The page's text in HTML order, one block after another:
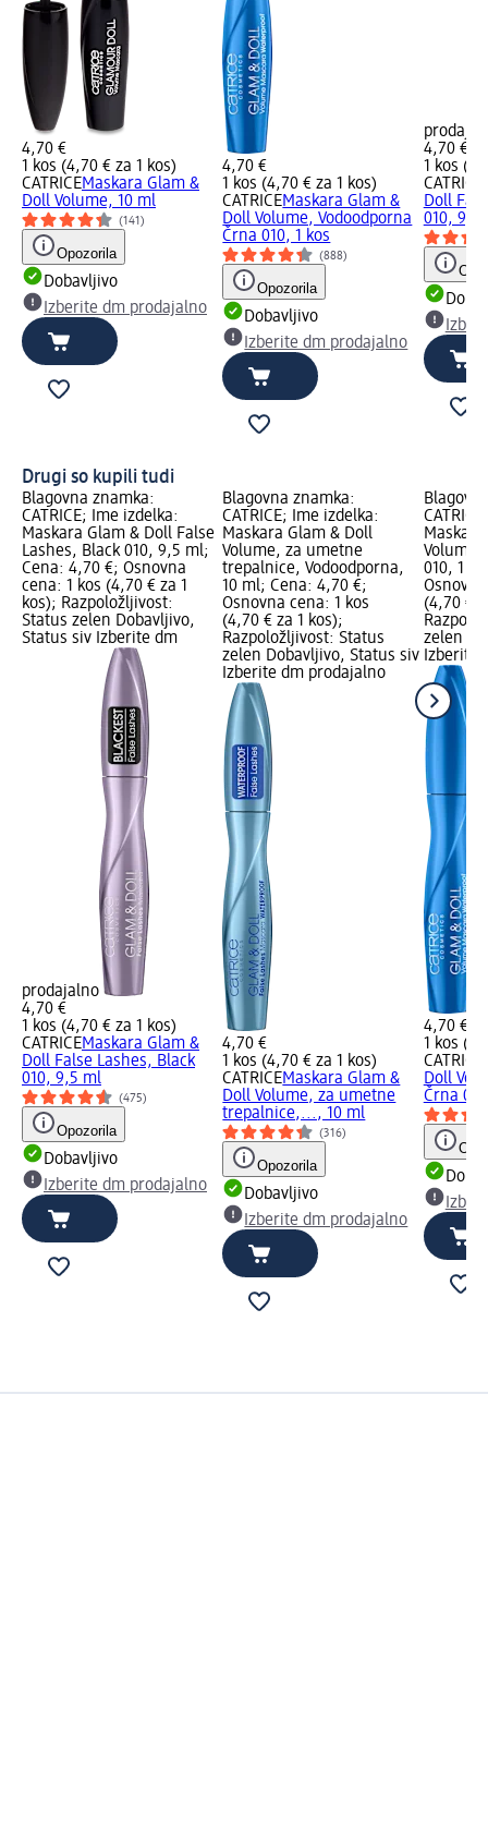
4,70 €
1 kos (4,70 € za 1 kos)
CATRICEMaskara Glam &
Doll Volume, 10 ml
(141)
Opozorila
Dobavljivo
Izberite dm prodajalno
4,70 €
1 kos (4,70 € za 1 kos)
CATRICEMaskara Glam &
Doll Volume, Vodoodporna
Črna 010, 1 kos
(888)
Opozorila
Dobavljivo
Izberite dm prodajalno
4,70 €
1 kos
CATRICE
Doll
010, 9,5
Drugi so kupili tudi
Blagovna znamka:
CATRICE; Ime izdelka:
Maskara Glam & Doll False
Lashes, Black 010, 9,5 ml;
Cena: 4,70 €; Osnovna
cena: 1 kos (4,70 € za 1
kos); Razpoložljivost:
Status zelen Dobavljivo,
Status siv Izberite dm
prodajalno
4,70 €
1 kos (4,70 € za 1 kos)
CATRICEMaskara Glam &
Doll False Lashes, Black
010, 9,5 ml
(475)
Opozorila
Dobavljivo
Izberite dm prodajalno
Blagovna znamka:
CATRICE; Ime izdelka:
Maskara Glam & Doll
Volume, za umetne
trepalnice, Vodoodporna,
10 ml; Cena: 4,70 €;
Osnovna cena: 1 kos
(4,70 € za 1 kos);
Razpoložljivost: Status
zelen Dobavljivo, Status siv
Izberite dm prodajalno
4,70 €
1 kos (4,70 € za 1 kos)
CATRICEMaskara Glam &
Doll Volume, za umetne
trepalnice,..., 10 ml
(316)
Opozorila
Dobavljivo
Izberite dm prodajalno
Volume,
010, 1
(4,70 €
zelen
Izberite
4,70 €
1 kos
CATRICE
Doll
Črna